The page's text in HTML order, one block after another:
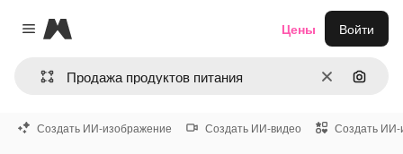
Close menu
Magnific
ОчиститьПоиск
Цены Войти
Создать ИИ-изображение Создать ИИ-видео Создать ИИ-